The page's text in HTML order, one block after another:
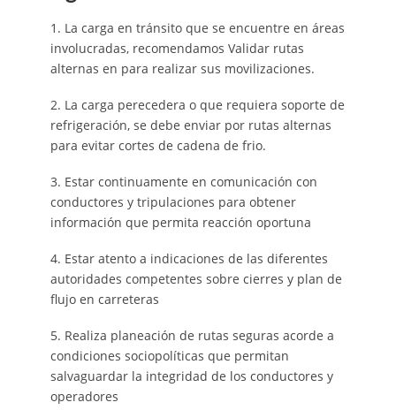
1. La carga en tránsito que se encuentre en áreas
involucradas, recomendamos Validar rutas
alternas en para realizar sus movilizaciones.
2. La carga perecedera o que requiera soporte de
refrigeración, se debe enviar por rutas alternas
para evitar cortes de cadena de frio.
3. Estar continuamente en comunicación con
conductores y tripulaciones para obtener
información que permita reacción oportuna
4. Estar atento a indicaciones de las diferentes
autoridades competentes sobre cierres y plan de
flujo en carreteras
5. Realiza planeación de rutas seguras acorde a
condiciones sociopolíticas que permitan
salvaguardar la integridad de los conductores y
operadores